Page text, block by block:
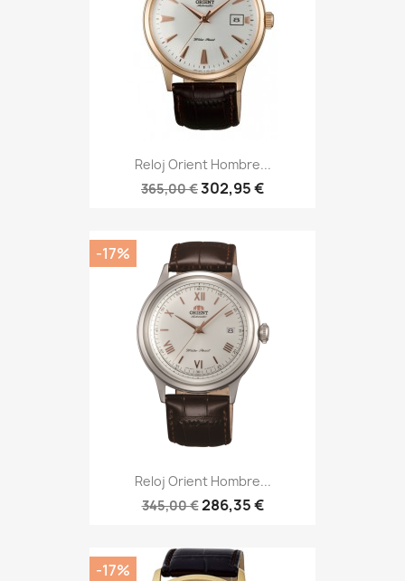
Reloj Orient Hombre...
365,00 €302,95 €
Reloj Orient Hombre...
345,00 €286,35 €
-17%
-17%